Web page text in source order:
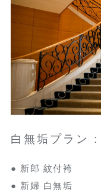
白無垢プラン
● 新郎 紋付袴
● 新婦 白無垢